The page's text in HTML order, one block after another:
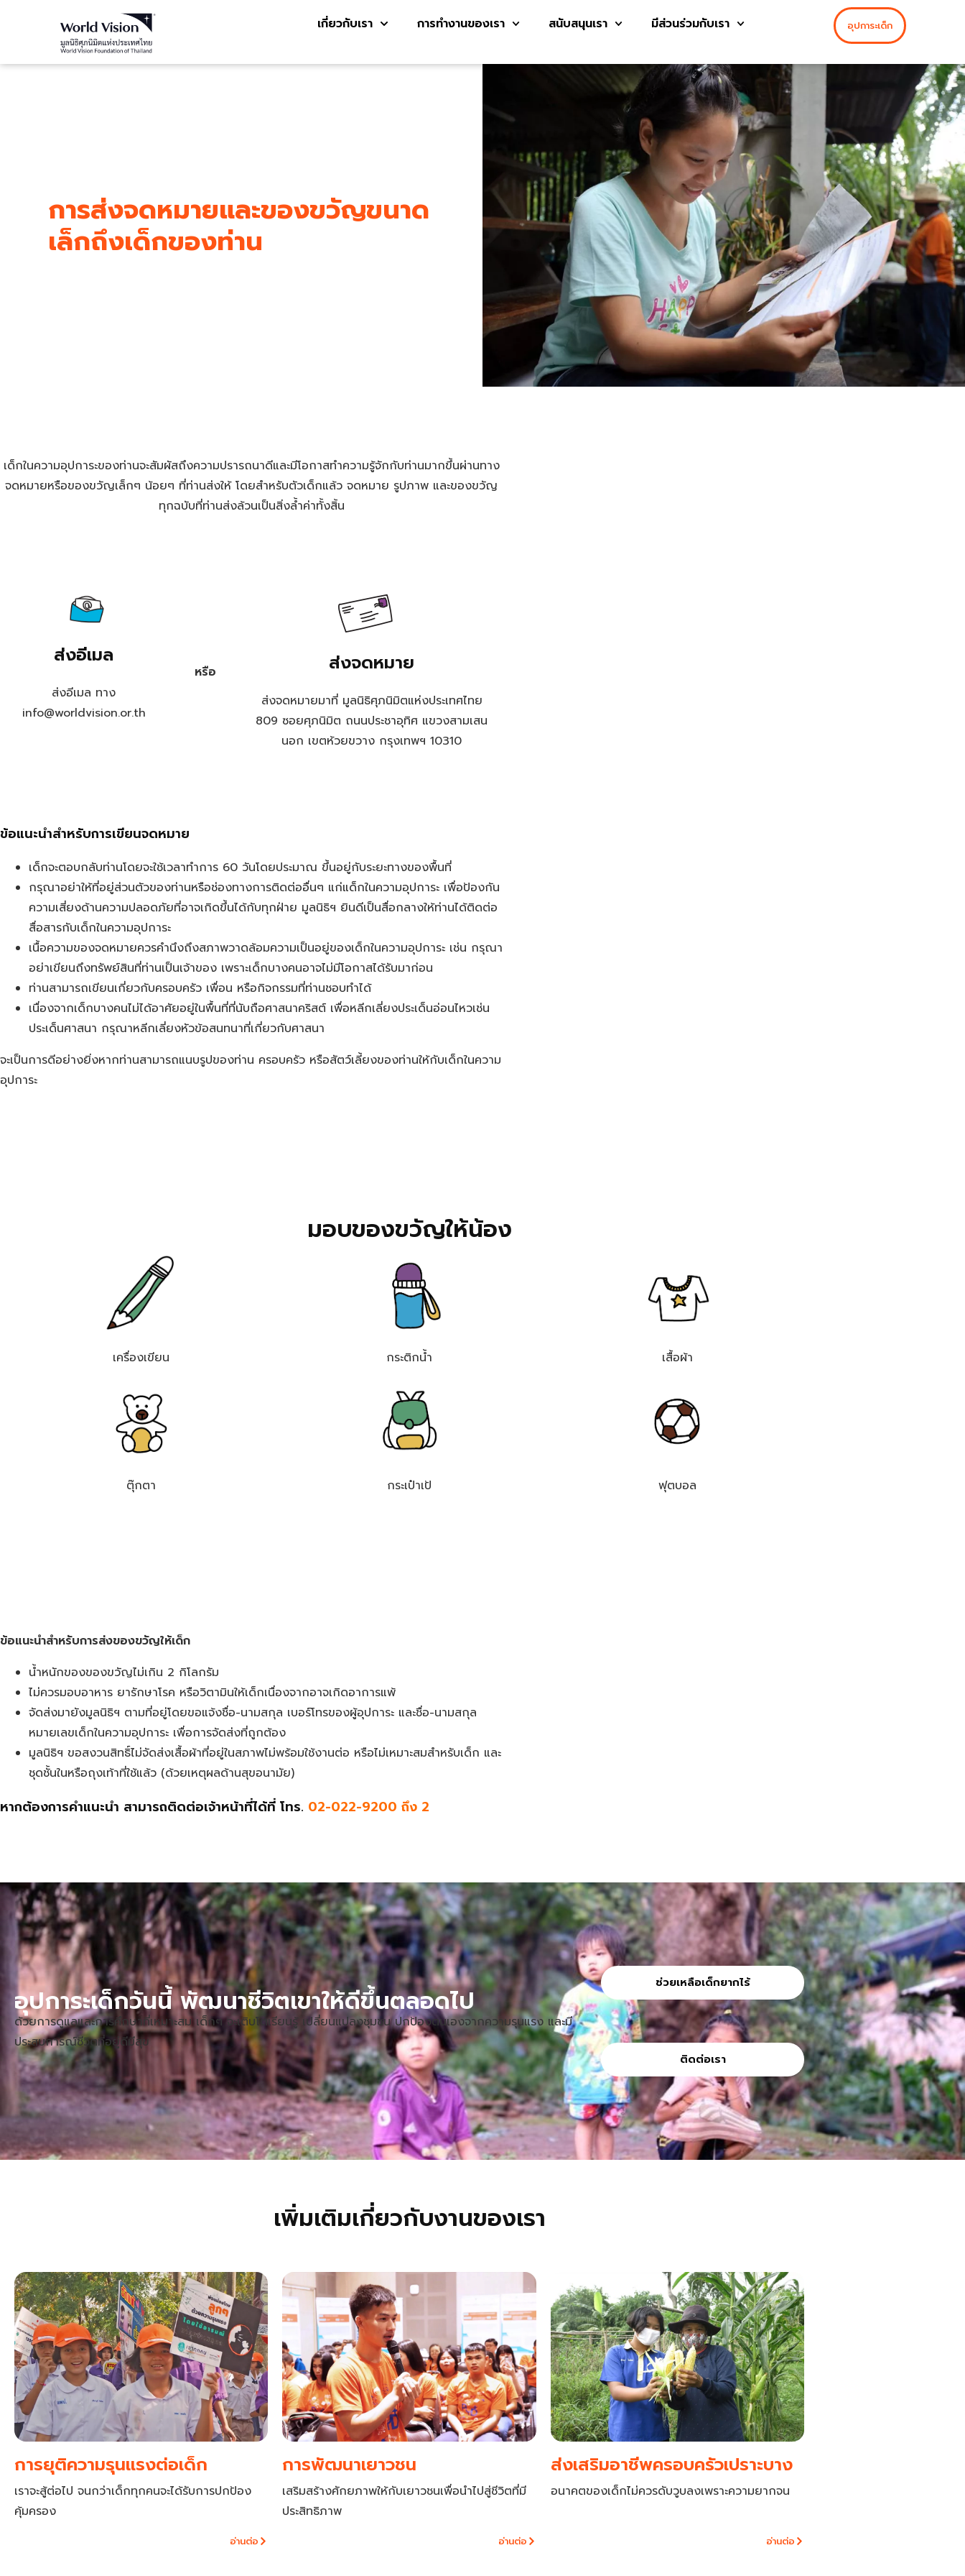
เกี่ยวกับเรา การทำงานของเรา สนับสนุนเรา มีส่วนร่วมกับเรา อุปการะเด็ก
การส่งจดหมายและของขวัญขนาด
เล็กถึงเด็กของท่าน
เด็กในความอุปการะของท่านจะสัมผัสถึงความปรารถนาดีและมีโอกาสทำความรู้จักกับท่านมากขึ้นผ่านทาง
จดหมายหรือของขวัญเล็กๆ น้อยๆ ที่ท่านส่งให้ โดยสำหรับตัวเด็กแล้ว จดหมาย รูปภาพ และของขวัญ
ทุกฉบับที่ท่านส่งล้วนเป็นสิ่งล้ำค่าทั้งสิ้น
ส่งอีเมล
ส่งอีเมล ทาง
info@worldvision.or.th
หรือ ส่งจดหมาย
ส่งจดหมายมาที่ มูลนิธิศุภนิมิตแห่งประเทศไทย
809 ซอยศุภนิมิต ถนนประชาอุทิศ แขวงสามเสน
นอก เขตห้วยขวาง กรุงเทพฯ 10310
ข้อแนะนำสำหรับการเขียนจดหมาย
เด็กจะตอบกลับท่านโดยจะใช้เวลาทำการ 60 วันโดยประมาณ ขึ้นอยู่กับระยะทางของพื้นที่
กรุณาอย่าให้ที่อยู่ส่วนตัวของท่านหรือช่องทางการติดต่ออื่นๆ แก่แด็กในความอุปการะ เพื่อป้องกัน
ความเสี่ยงด้านความปลอดภัยที่อาจเกิดขึ้นได้กับทุกฝ่าย มูลนิธิฯ ยินดีเป็นสื่อกลางให้ท่านได้ติดต่อ
สื่อสารกับเด็กในความอุปการะ
เนื้อความของจดหมายควรคำนึงถึงสภาพวาดล้อมความเป็นอยู่ของเด็กในความอุปการะ เช่น กรุณา
อย่าเขียนถึงทรัพย์สินที่ท่านเป็นเจ้าของ เพราะเด็กบางคนอาจไม่มีโอกาสได้รับมาก่อน
ท่านสามารถเขียนเกี่ยวกับครอบครัว เพื่อน หรือกิจกรรมที่ท่านชอบทำได้
เนื่องจากเด็กบางคนไม่ได้อาศัยอยู่ในพื้นที่ที่นับถือศาสนาคริสต์ เพื่อหลีกเลี่ยงประเด็นอ่อนไหวเช่น
ประเด็นศาสนา กรุณาหลีกเลี่ยงหัวข้อสนทนาที่เกี่ยวกับศาสนา
จะเป็นการดีอย่างยิ่งหากท่านสามารถแนบรูปของท่าน ครอบครัว หรือสัตว์เลี้ยงของท่านให้กับเด็กในความ
อุปการะ
มอบของขวัญให้น้อง
เครื่องเขียน กระติกน้ำ เสื้อผ้า
ตุ๊กตา กระเป๋าเป้ ฟุตบอล
ข้อแนะนำสำหรับการส่งของขวัญให้เด็ก
น้ำหนักของของขวัญไม่เกิน 2 กิโลกรัม
ไม่ควรมอบอาหาร ยารักษาโรค หรือวิตามินให้เด็กเนื่องจากอาจเกิดอาการแพ้
จัดส่งมายังมูลนิธิฯ ตามที่อยู่โดยขอแจ้งชื่อ-นามสกุล เบอร์โทรของผู้อุปการะ และชื่อ-นามสกุล
หมายเลขเด็กในความอุปการะ เพื่อการจัดส่งที่ถูกต้อง
มูลนิธิฯ ขอสงวนสิทธิ์ไม่จัดส่งเสื้อผ้าที่อยู่ในสภาพไม่พร้อมใช้งานต่อ หรือไม่เหมาะสมสำหรับเด็ก และ
ชุดชั้นในหรือถุงเท้าที่ใช้แล้ว (ด้วยเหตุผลด้านสุขอนามัย)
หากต้องการคำแนะนำ สามารถติดต่อเจ้าหน้าที่ได้ที่ โทร. 02-022-9200 ถึง 2
อุปการะเด็กวันนี้ พัฒนาชีวิตเขาให้ดีขึ้นตลอดไป
ด้วยการดูแลและการศึกษาที่เหมาะสม เด็กๆ จะเติบโตเรียนรู้ เปลี่ยนแปลงชุมชน ปกป้องตนเองจากความรุนแรง และมี
ประสบการณ์ชีวิตที่อยู่ดีมีสุข
ช่วยเหลือเด็กยากไร้
ติดต่อเรา
เพิ่มเติมเกี่ยวกับงานของเรา
การยุติความรุนแรงต่อเด็ก
เราจะสู้ต่อไป จนกว่าเด็กทุกคนจะได้รับการปกป้อง
คุ้มครอง
อ่านต่อ
การพัฒนาเยาวชน
เสริมสร้างศักยภาพให้กับเยาวชนเพื่อนำไปสู่ชีวิตที่มี
ประสิทธิภาพ
อ่านต่อ
ส่งเสริมอาชีพครอบครัวเปราะบาง
อนาคตของเด็กไม่ควรดับวูบลงเพราะความยากจน
อ่านต่อ